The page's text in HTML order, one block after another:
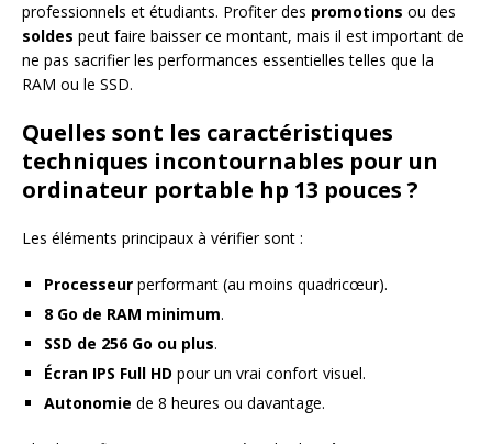
professionnels et étudiants. Profiter des promotions ou des
soldes peut faire baisser ce montant, mais il est important de
ne pas sacrifier les performances essentielles telles que la
RAM ou le SSD.
Quelles sont les caractéristiques
techniques incontournables pour un
ordinateur portable hp 13 pouces ?
Les éléments principaux à vérifier sont :
Processeur performant (au moins quadricœur).
8 Go de RAM minimum.
SSD de 256 Go ou plus.
Écran IPS Full HD pour un vrai confort visuel.
Autonomie de 8 heures ou davantage.